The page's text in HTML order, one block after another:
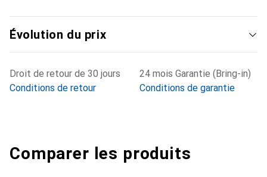
Évolution du prix
Droit de retour de 30 jours
Conditions de retour
24 mois Garantie (Bring-in)
Conditions de garantie
Comparer les produits